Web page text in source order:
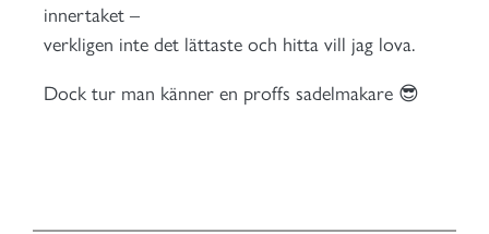
innertaket –
verkligen inte det lättaste och hitta vill jag lova.
Dock tur man känner en proffs sadelmakare 😎